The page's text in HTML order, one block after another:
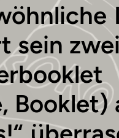
sein
Booklet)